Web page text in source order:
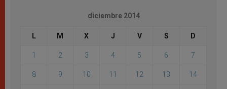
diciembre 2014
L M X J V S D
1 2 3 4 5 6 7
8 9 10 11 12 13 14